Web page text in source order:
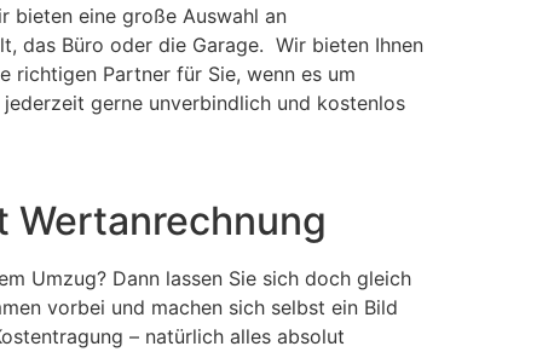
bieten eine große Auswahl an
das Büro oder die Garage. Wir bieten Ihnen
richtigen Partner für Sie, wenn es um
gerne unverbindlich und kostenlos
Wertanrechnung
Umzug? Dann lassen Sie sich doch gleich
vorbei und machen sich selbst ein Bild
– natürlich alles absolut